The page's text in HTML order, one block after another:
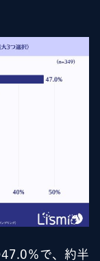
％で、約半